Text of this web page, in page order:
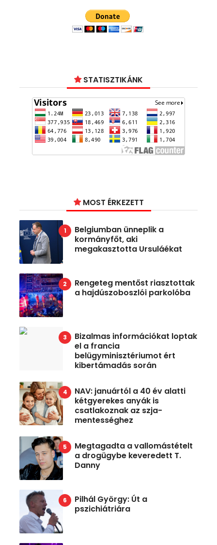
STATISZTIKÁNK
MOST ÉRKEZETT
Belgiumban ünneplik a
kormányfőt, aki
megakasztotta Ursuláékat
Rengeteg mentőst riasztottak
a hajdúszoboszlói parkolóba
Bizalmas információkat loptak
el a francia
belügyminisztériumot ért
kibertámadás során
NAV: januártól a 40 év alatti
kétgyerekes anyák is
csatlakoznak az szja-
mentességhez
Megtagadta a vallomástételt
a drogügybe keveredett T.
Danny
Pilhál György: Út a
pszichiátriára